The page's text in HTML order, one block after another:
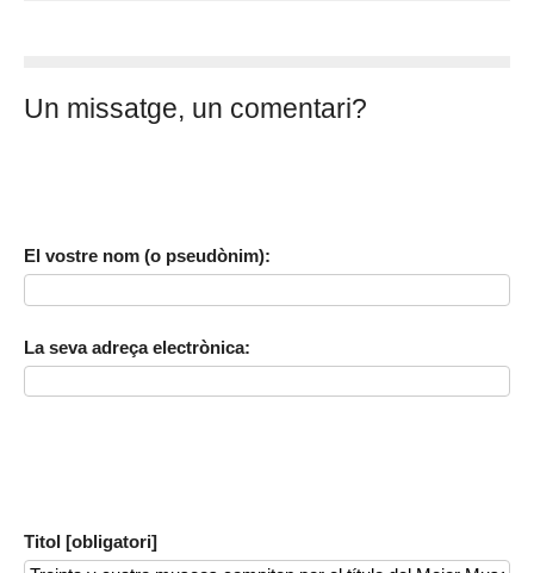
Un missatge, un comentari?
El vostre nom (o pseudònim):
La seva adreça electrònica:
Titol [obligatori]